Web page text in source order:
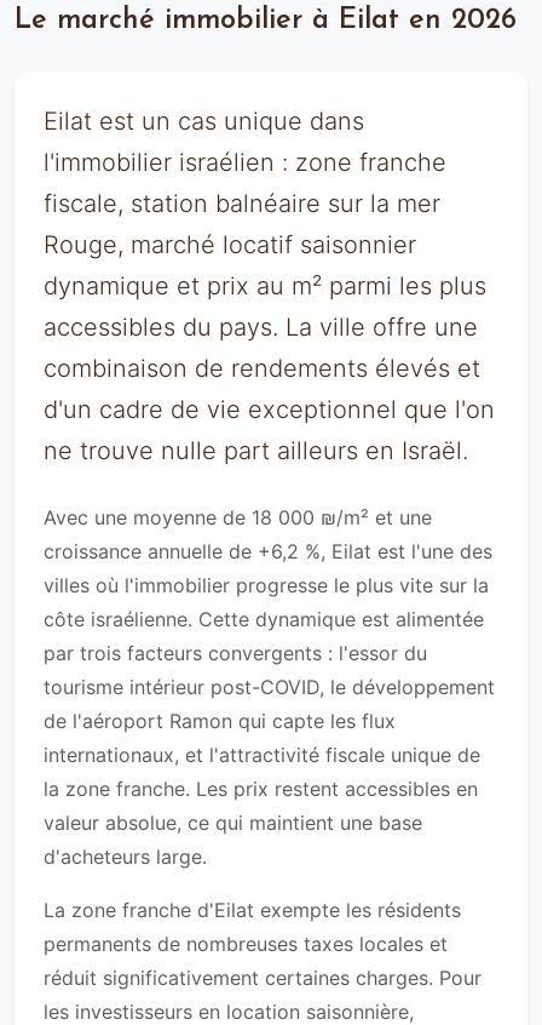
Le marché immobilier à Eilat en 2026
Eilat est un cas unique dans
l'immobilier israélien : zone franche
fiscale, station balnéaire sur la mer
Rouge, marché locatif saisonnier
dynamique et prix au m² parmi les plus
accessibles du pays. La ville offre une
combinaison de rendements élevés et
d'un cadre de vie exceptionnel que l'on
ne trouve nulle part ailleurs en Israël.
Avec une moyenne de 18 000 ₪/m² et une
croissance annuelle de +6,2 %, Eilat est l'une des
villes où l'immobilier progresse le plus vite sur la
côte israélienne. Cette dynamique est alimentée
par trois facteurs convergents : l'essor du
tourisme intérieur post-COVID, le développement
de l'aéroport Ramon qui capte les flux
internationaux, et l'attractivité fiscale unique de
la zone franche. Les prix restent accessibles en
valeur absolue, ce qui maintient une base
d'acheteurs large.
La zone franche d'Eilat exempte les résidents
permanents de nombreuses taxes locales et
réduit significativement certaines charges. Pour
les investisseurs en location saisonnière,